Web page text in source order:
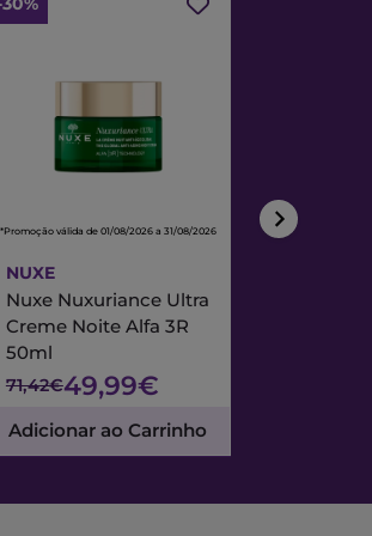
*Promoção válida de 01/08/2026 a 31/08/2026
NUXE
Nuxe Nuxuriance Ultra
Creme Noite Alfa 3R
50ml
71,42€49,99€
Adicionar ao Carrinho
*Promoção válida